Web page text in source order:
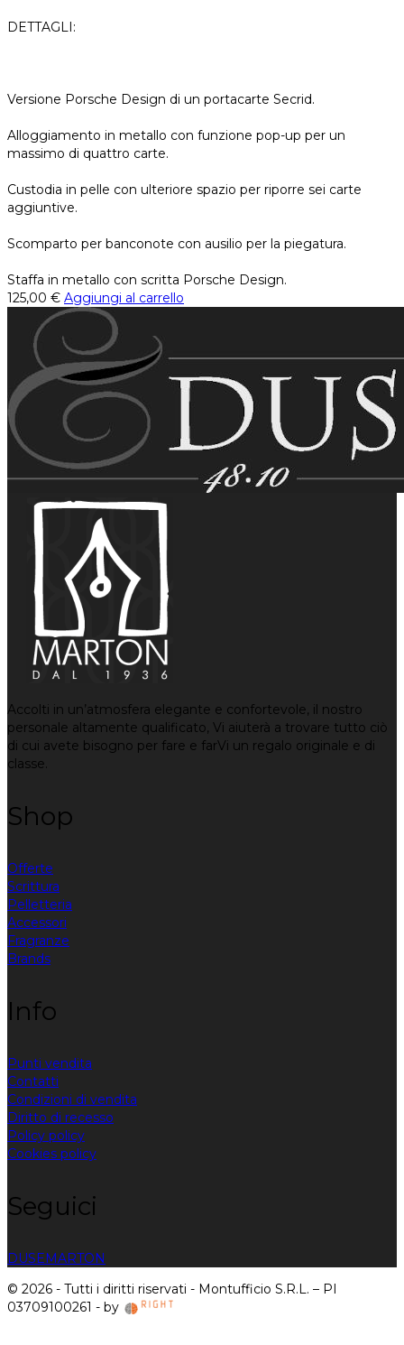
DETTAGLI:
Versione Porsche Design di un portacarte Secrid.
Alloggiamento in metallo con funzione pop-up per un
massimo di quattro carte.
Custodia in pelle con ulteriore spazio per riporre sei carte
aggiuntive.
Scomparto per banconote con ausilio per la piegatura.
Staffa in metallo con scritta Porsche Design.
125,00 € Aggiungi al carrello
Accolti in un’atmosfera elegante e confortevole, il nostro
personale altamente qualificato, Vi aiuterà a trovare tutto ciò
di cui avete bisogno per fare e farVi un regalo originale e di
classe.
Shop
Offerte
Scrittura
Pelletteria
Accessori
Fragranze
Brands
Info
Punti vendita
Contatti
Condizioni di vendita
Diritto di recesso
Policy policy
Cookies policy
Seguici
DUSEMARTON
© 2026 - Tutti i diritti riservati - Montufficio S.R.L. – PI
03709100261 - by